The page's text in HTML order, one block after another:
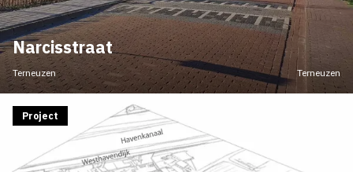
Narcisstraat
Terneuzen Terneuzen
Project